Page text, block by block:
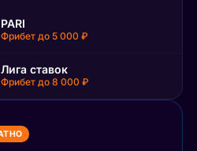
1
завершён
PARI
Фрибет до 5 000 ₽
Лига ставок
Фрибет до 8 000 ₽